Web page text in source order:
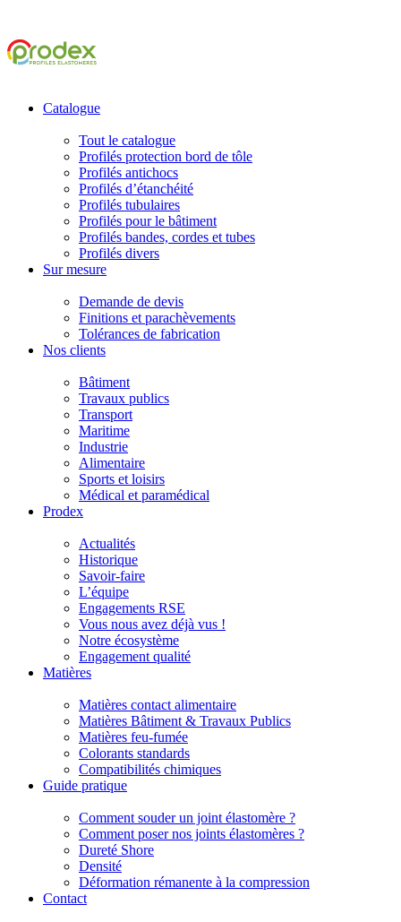
Catalogue
Tout le catalogue
Profilés protection bord de tôle
Profilés antichocs
Profilés d’étanchéité
Profilés tubulaires
Profilés pour le bâtiment
Profilés bandes, cordes et tubes
Profilés divers
Sur mesure
Demande de devis
Finitions et parachèvements
Tolérances de fabrication
Nos clients
Bâtiment
Travaux publics
Transport
Maritime
Industrie
Alimentaire
Sports et loisirs
Médical et paramédical
Prodex
Actualités
Historique
Savoir-faire
L’équipe
Engagements RSE
Vous nous avez déjà vus !
Notre écosystème
Engagement qualité
Matières
Matières contact alimentaire
Matières Bâtiment & Travaux Publics
Matières feu-fumée
Colorants standards
Compatibilités chimiques
Guide pratique
Comment souder un joint élastomère ?
Comment poser nos joints élastomères ?
Dureté Shore
Densité
Déformation rémanente à la compression
Contact